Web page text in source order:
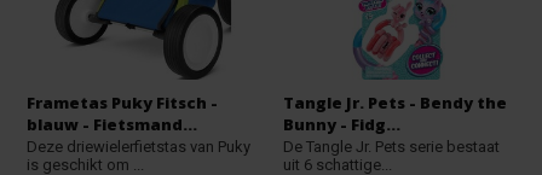
Frametas Puky Fitsch -
blauw - Fietsmand...
Deze driewielerfietstas van Puky
is geschikt om ...
Tangle Jr. Pets - Bendy the
Bunny - Fidg...
De Tangle Jr. Pets serie bestaat
uit 6 schattige...